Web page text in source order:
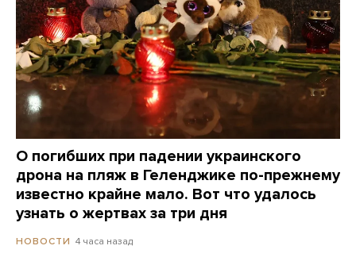
О погибших при падении украинского
дрона на пляж в Геленджике по-прежнему
известно крайне мало. Вот что удалось
узнать о жертвах за три дня
НОВОСТИ 4 часа назад